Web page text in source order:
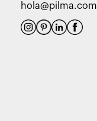
hola@pilma.com